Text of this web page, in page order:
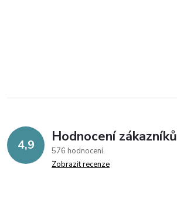
4,9 Hodnocení zákazníků
576 hodnocení
Zobrazit recenze